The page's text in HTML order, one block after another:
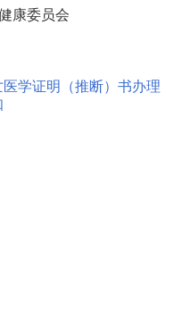
康委员会
学证明（推断）书办理